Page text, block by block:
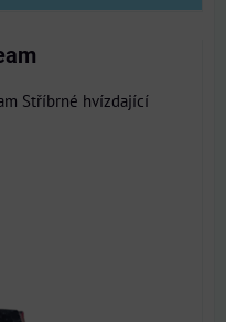
Stříbrné hvízdající